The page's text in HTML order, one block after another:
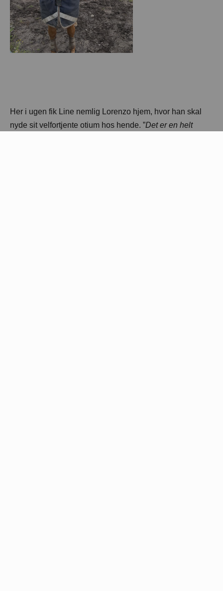
Her i ugen fik Line nemlig Lorenzo hjem, hvor han skal
nyde sit velfortjente otium hos hende. ”Det er en helt